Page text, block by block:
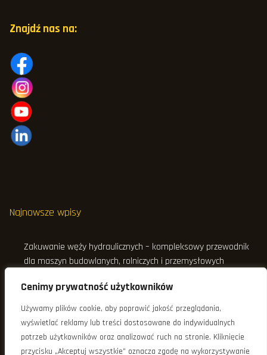
Cenimy prywatność użytkowników
Używamy plików cookie, aby poprawić jakość przeglądania,
wyświetlać reklamy lub treści dostosowane do indywidualnych
potrzeb użytkowników oraz analizować ruch na stronie. Kliknięcie
przycisku „Akceptuj wszystkie” oznacza zgodę na wykorzystywanie
Znajdź nas na:
Najnowsze wpisy
Zakuwanie węży hydraulicznych – kompleksowy przewodnik
dla maszyn budowlanych, rolniczych i przemysłowych
Przewierty sterowane HDD – technologia, zastosowanie i
Objawy zapchanych filtrów oleju hydraulicznego w maszynach
budowlanych – jak rozpoznać pierwsze symptomy awarii?